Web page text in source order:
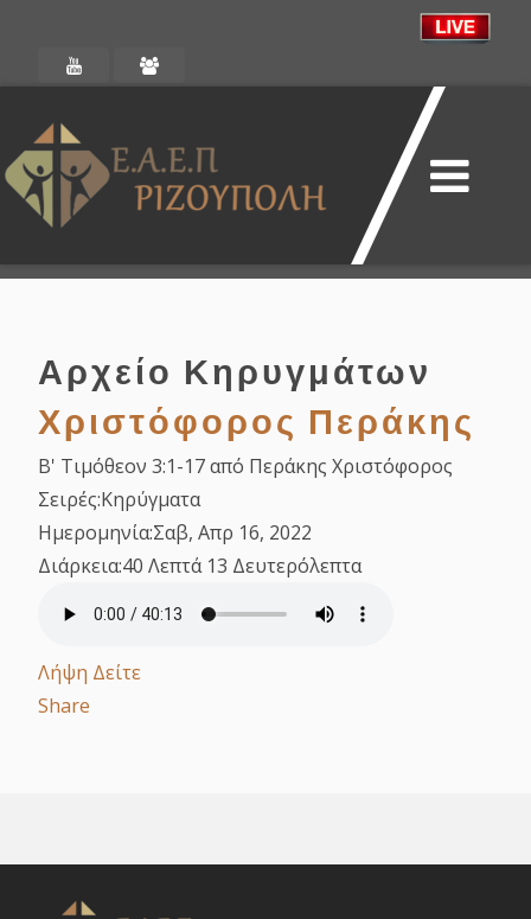
Αρχείο Κηρυγμάτων
Χριστόφορος Περάκης
Β' Τιμόθεον 3:1-17 από Περάκης Χριστόφορος
Σειρές:Κηρύγματα
Ημερομηνία:Σαβ, Απρ 16, 2022
Διάρκεια:40 Λεπτά 13 Δευτερόλεπτα
Λήψη Δείτε
Share